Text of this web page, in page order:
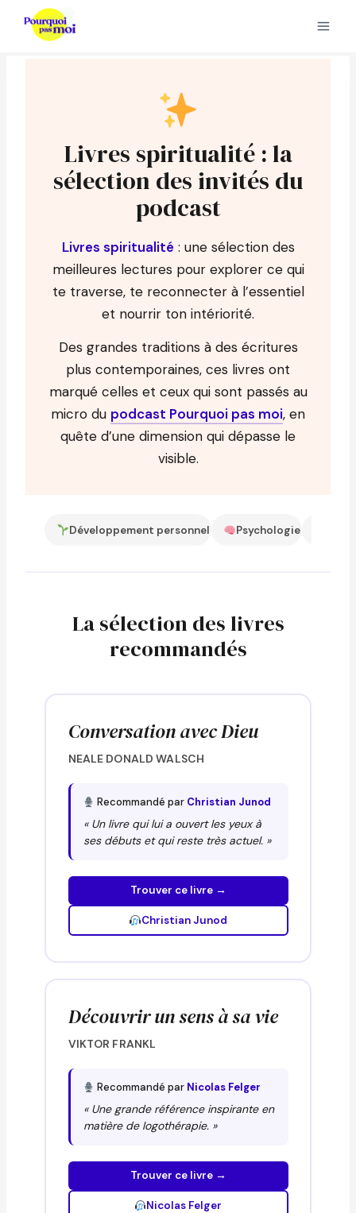
Livres spiritualité : la
sélection des invités du
podcast
Livres spiritualité : une sélection des
meilleures lectures pour explorer ce qui
te traverse, te reconnecter à l’essentiel
et nourrir ton intériorité.
Des grandes traditions à des écritures
plus contemporaines, ces livres ont
marqué celles et ceux qui sont passés au
micro du podcast Pourquoi pas moi, en
quête d’une dimension qui dépasse le
visible.
Développement personnel Psychologie
La sélection des livres
recommandés
Conversation avec Dieu
NEALE DONALD WALSCH
Recommandé par Christian Junod
« Un livre qui lui a ouvert les yeux à
ses débuts et qui reste très actuel. »
Trouver ce livre →
Christian Junod
Découvrir un sens à sa vie
VIKTOR FRANKL
Recommandé par Nicolas Felger
« Une grande référence inspirante en
matière de logothérapie. »
Trouver ce livre →
Nicolas Felger